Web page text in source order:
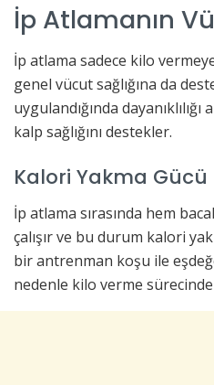
İp Atlamanın
İp atlama sadece kilo
genel vücut sağlığına da
uygulandığında
kalp sağlığını destekler.
Kalori Yakma Gücü
İp atlama sırasında hem
çalışır ve bu durum kalori
bir antrenman koşu ile
nedenle kilo verme